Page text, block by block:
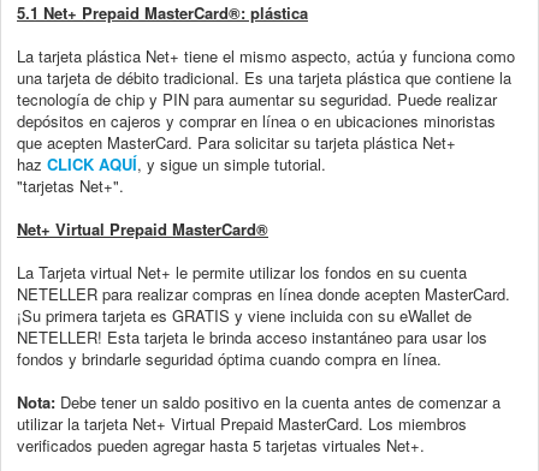
5.1 Net+ Prepaid MasterCard®: plástica
La tarjeta plástica Net+ tiene el mismo aspecto, actúa y funciona como
una tarjeta de débito tradicional. Es una tarjeta plástica que contiene la
tecnología de chip y PIN para aumentar su seguridad. Puede realizar
depósitos en cajeros y comprar en línea o en ubicaciones minoristas
que acepten MasterCard. Para solicitar su tarjeta plástica Net+
haz CLICK AQUÍ, y sigue un simple tutorial.
"tarjetas Net+".
Net+ Virtual Prepaid MasterCard®
La Tarjeta virtual Net+ le permite utilizar los fondos en su cuenta
NETELLER para realizar compras en línea donde acepten MasterCard.
¡Su primera tarjeta es GRATIS y viene incluida con su eWallet de
NETELLER! Esta tarjeta le brinda acceso instantáneo para usar los
fondos y brindarle seguridad óptima cuando compra en línea.
Nota: Debe tener un saldo positivo en la cuenta antes de comenzar a
utilizar la tarjeta Net+ Virtual Prepaid MasterCard. Los miembros
verificados pueden agregar hasta 5 tarjetas virtuales Net+.